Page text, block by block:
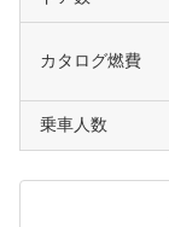
カタログ燃費
乗車人数